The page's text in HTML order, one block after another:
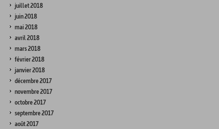
juillet 2018
juin 2018
mai 2018
avril 2018
mars 2018
février 2018
janvier 2018
décembre 2017
novembre 2017
octobre 2017
septembre 2017
août 2017